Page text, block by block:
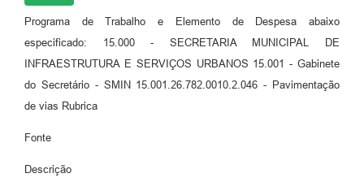
Programa de Trabalho e Elemento de Despesa abaixo
especificado: 15.000 - SECRETARIA MUNICIPAL DE
INFRAESTRUTURA E SERVIÇOS URBANOS 15.001 - Gabinete
do Secretário - SMIN 15.001.26.782.0010.2.046 - Pavimentação
de vias Rubrica
Fonte
Descrição